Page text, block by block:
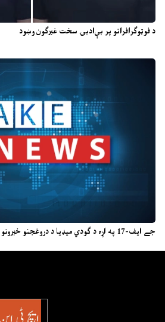
د فوټوګرافرانو پر بې‌ادبۍ سخت غبرګون وښود
جے ایف-17 په اړه د ګودي میډیا د دروغجنو خبرونو پروپاګنډ ناکام شو